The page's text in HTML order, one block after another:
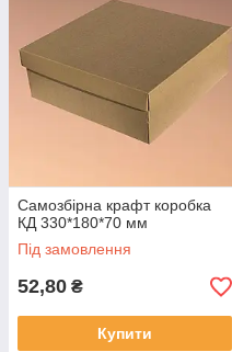
Самозбірна крафт коробка
КД 330*180*70 мм
Під замовлення
52,80 ₴
Купити